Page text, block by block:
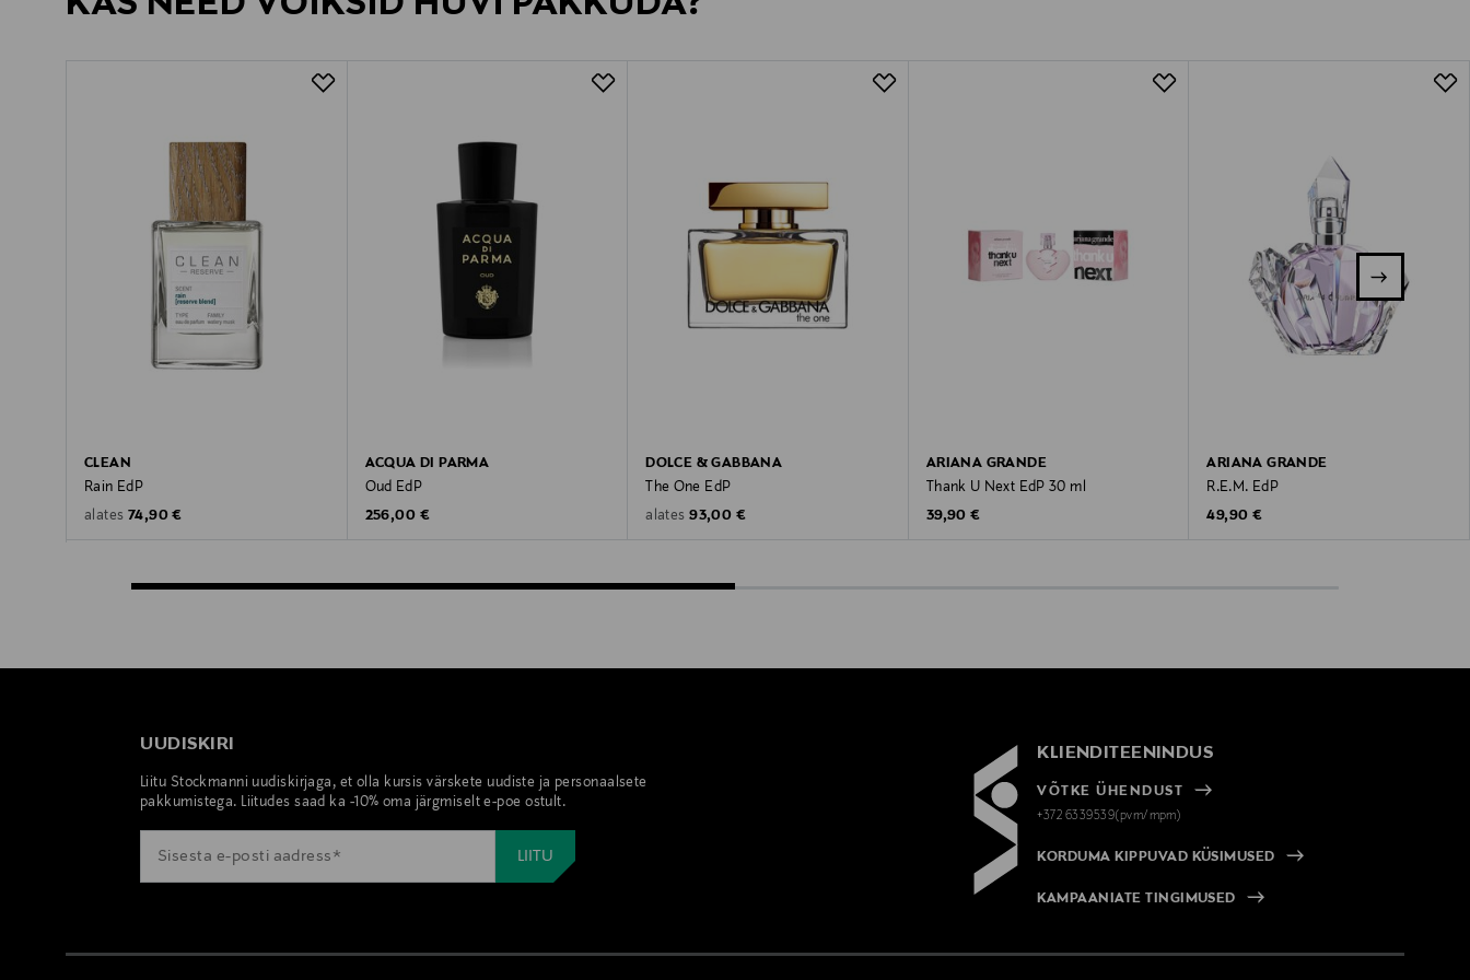
CLEAN
Rain EdP
alates Original Price
74,90 €
ACQUA DI PARMA
Oud EdP
Original Price
256,00 €
DOLCE & GABBANA
The One EdP
alates Original Price
93,00 €
ARIANA GRANDE
Thank U Next EdP 30 ml
Original Price
39,90 €
ARIANA GRANDE
R.E.M. EdP
Original Price
49,90 €
UUDISKIRI
Liitu Stockmanni uudiskirjaga, et olla kursis värskete uudiste ja personaalsete
pakkumistega. Liitudes saad ka -10% oma järgmiselt e-poe ostult.
KLIENDITEENINDUS
VÕTKE ÜHENDUST
+372 6339539(pvm/mpm)
KORDUMA KIPPUVAD KÜSIMUSED
KAMPAANIATE TINGIMUSED